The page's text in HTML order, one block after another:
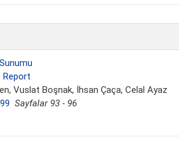
Report
Vuslat Boşnak, İhsan Çaça, Celal Ayaz
Sayfalar 93 - 96